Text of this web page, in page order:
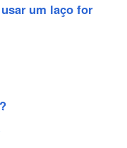
um laço for